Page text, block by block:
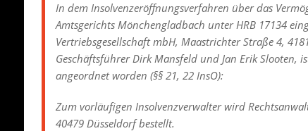
In dem Insolvenzeröffnungsverfahren über das
Amtsgerichts Mönchengladbach unter HRB 17134
Vertriebsgesellschaft mbH, Maastrichter Straße 4,
Geschäftsführer Dirk Mansfeld und Jan Erik Slooten,
angeordnet worden (§§ 21, 22 InsO):
Zum vorläufigen Insolvenzverwalter wird
40479 Düsseldorf bestellt.